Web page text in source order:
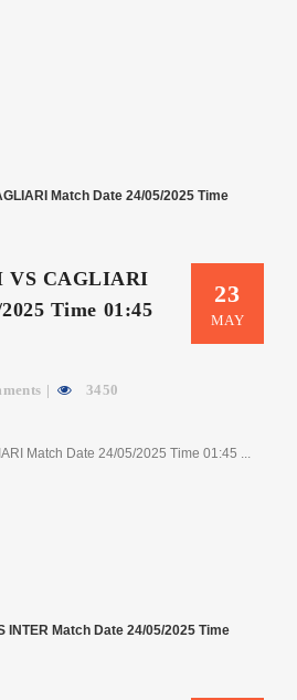
23
MAY
VS CAGLIARI
Time 01:45
3450
Match Date 24/05/2025 Time 01:45 ...